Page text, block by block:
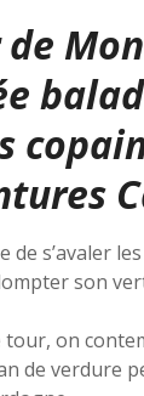
de
de s’avaler
son
tour, on
de verdure